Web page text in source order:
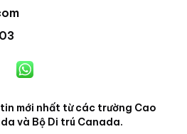
WhatsApp
mới nhất từ các trường Cao
và Bộ Di trú Canada.